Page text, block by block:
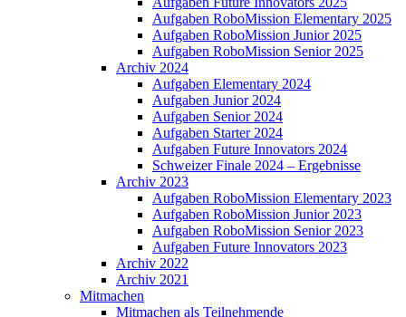
Aufgaben RoboMission Elementary 2025
Aufgaben RoboMission Junior 2025
Aufgaben RoboMission Senior 2025
Archiv 2024
Aufgaben Elementary 2024
Aufgaben Junior 2024
Aufgaben Senior 2024
Aufgaben Starter 2024
Aufgaben Future Innovators 2024
Schweizer Finale 2024 – Ergebnisse
Archiv 2023
Aufgaben RoboMission Elementary 2023
Aufgaben RoboMission Junior 2023
Aufgaben RoboMission Senior 2023
Aufgaben Future Innovators 2023
Archiv 2022
Archiv 2021
Mitmachen
Mitmachen als Teilnehmende